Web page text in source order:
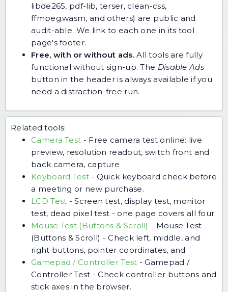
libde265, pdf-lib, terser, clean-css,
ffmpeg.wasm, and others) are public and
audit-able. We link to each one in its tool
page's footer.
Free, with or without ads.All tools are fully
functional without sign-up. The Disable Ads
button in the header is always available if you
need a distraction-free run.
Related tools:
Camera Test - Free camera test online: live
preview, resolution readout, switch front and
back camera, capture
Keyboard Test- Quick keyboard check before
a meeting or new purchase.
LCD Test -Screen test, display test, monitor
test, dead pixel test - one page covers all four.
Mouse Test (Buttons & Scroll) - Mouse Test
(Buttons & Scroll) - Check left, middle, and
right buttons, pointer coordinates, and
Gamepad / Controller Test -Gamepad /
Controller Test - Check controller buttons and
stick axes in the browser.